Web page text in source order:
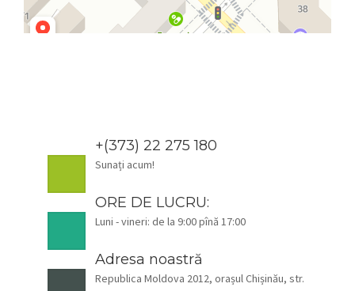
+(373) 22 275 180
Sunați acum!
ORE DE LUCRU:
Luni - vineri: de la 9:00 pînă 17:00
Adresa noastră
Republica Moldova 2012, orașul Chișinău, str.